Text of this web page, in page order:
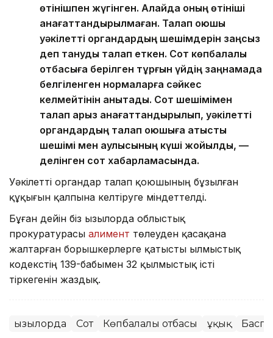
өтінішпен жүгінген. Алайда оның өтініші
қанағаттандырылмаған. Талап қоюшы
уәкілетті органдардың шешімдерін заңсыз
деп тануды талап еткен. Сот көпбалалы
отбасыға берілген тұрғын үйдің заңнамада
белгіленген нормаларға сәйкес
келмейтінін анықтады. Сот шешімімен
талап арыз қанағаттандырылып, уәкілетті
органдардың талап қоюшыға қатысты
шешімі мен қаулысының күші жойылды, —
делінген сот хабарламасында.
Уәкілетті органдар талап қоюшының бұзылған
құқығын қалпына келтіруге міндеттелді.
Бұған дейін біз Қызылорда облыстық
прокуратурасы алимент төлеуден қасақана
жалтарған борышкерлерге қатысты Қылмыстық
кодекстің 139-бабымен 32 қылмыстық істі
тіркегенін жаздық.
Қызылорда Сот Көпбалалы отбасы Құқық